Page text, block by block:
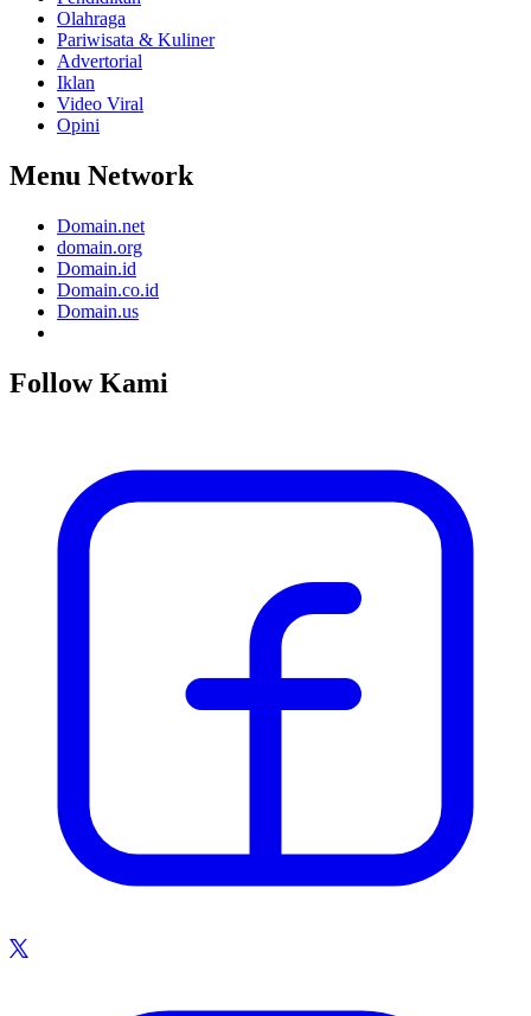
Olahraga
Pariwisata & Kuliner
Advertorial
Iklan
Video Viral
Opini
Menu Network
Domain.net
domain.org
Domain.id
Domain.co.id
Domain.us
Follow Kami